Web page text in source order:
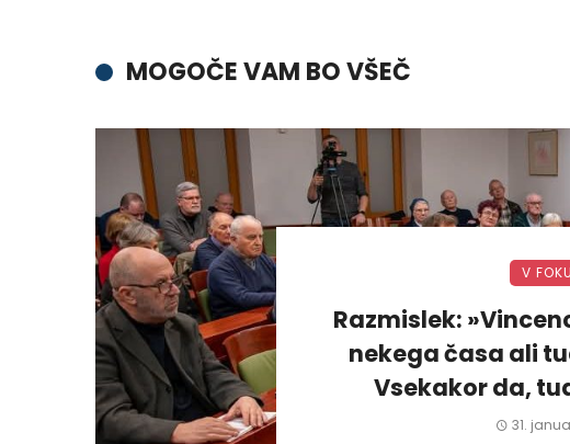
MOGOČE VAM BO VŠEČ
V
Razmislek:
nekega časa ali
Vsekakor da,
31.